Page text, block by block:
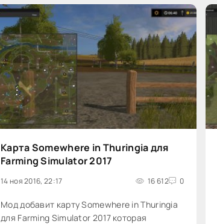
Карта Somewhere in Thuringia для
Farming Simulator 2017
14 ноя 2016, 22:17 16 612 0
Мод добавит карту Somewhere in Thuringia
для Farming Simulator 2017 которая